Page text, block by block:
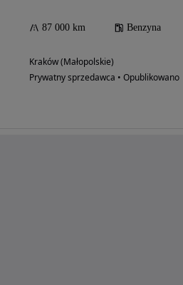
87 000 km Benzyna
Kraków (Małopolskie)
Prywatny sprzedawca • Opublikowano